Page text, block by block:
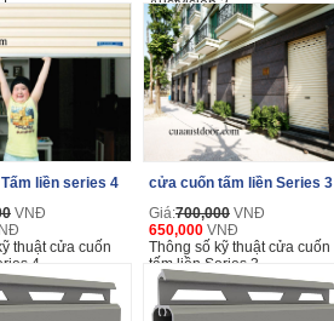
Austvision 2
liền series 4
VNĐ
thuật cửa cuốn
4
cửa cuốn tấm liền Series 3
Giá:700,000 VNĐ
650,000 VNĐ
Thông số kỹ thuật cửa cuốn
tấm liền Series 3